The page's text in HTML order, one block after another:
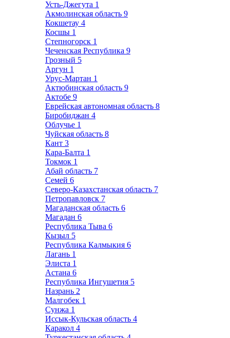
Усть-Джегута 1
Акмолинская область 9
Кокшетау 4
Косшы 1
Степногорск 1
Чеченская Республика 9
Грозный 5
Аргун 1
Урус-Мартан 1
Актюбинская область 9
Актобе 9
Еврейская автономная область 8
Биробиджан 4
Облучье 1
Чуйская область 8
Кант 3
Кара-Балта 1
Токмок 1
Абай область 7
Семей 6
Северо-Казахстанская область 7
Петропавловск 7
Магаданская область 6
Магадан 6
Республика Тыва 6
Кызыл 5
Республика Калмыкия 6
Лагань 1
Элиста 1
Астана 6
Республика Ингушетия 5
Назрань 2
Малгобек 1
Сунжа 1
Иссык-Кульская область 4
Каракол 4